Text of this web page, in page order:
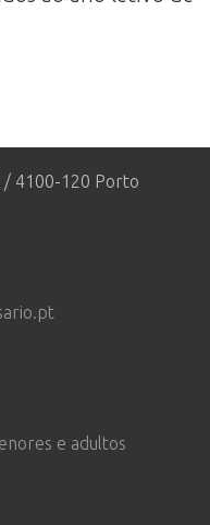
/ 4100-120 Porto
e adultos